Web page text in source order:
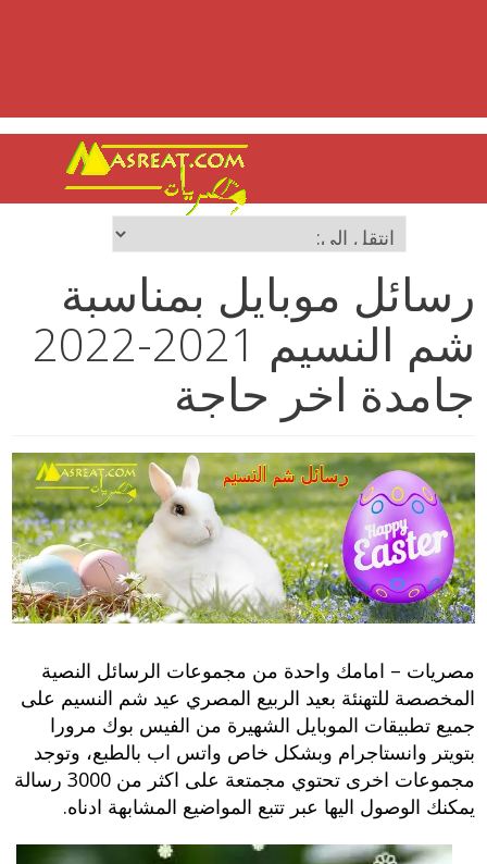
رسائل موبايل بمناسبة
شم النسيم 2021-2022
جامدة اخر حاجة
مصريات – امامك واحدة من مجموعات الرسائل النصية
المخصصة للتهنئة بعيد الربيع المصري عيد شم النسيم على
جميع تطبيقات الموبايل الشهيرة من الفيس بوك مرورا
بتويتر وانستاجرام وبشكل خاص واتس اب بالطبع، وتوجد
مجموعات اخرى تحتوي مجمتعة على اكثر من 3000 رسالة
يمكنك الوصول اليها عبر تتبع المواضيع المشابهة ادناه.